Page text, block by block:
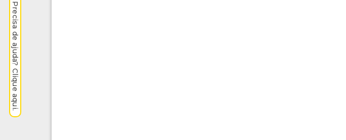
Precisa de ajuda? Clique aqui.